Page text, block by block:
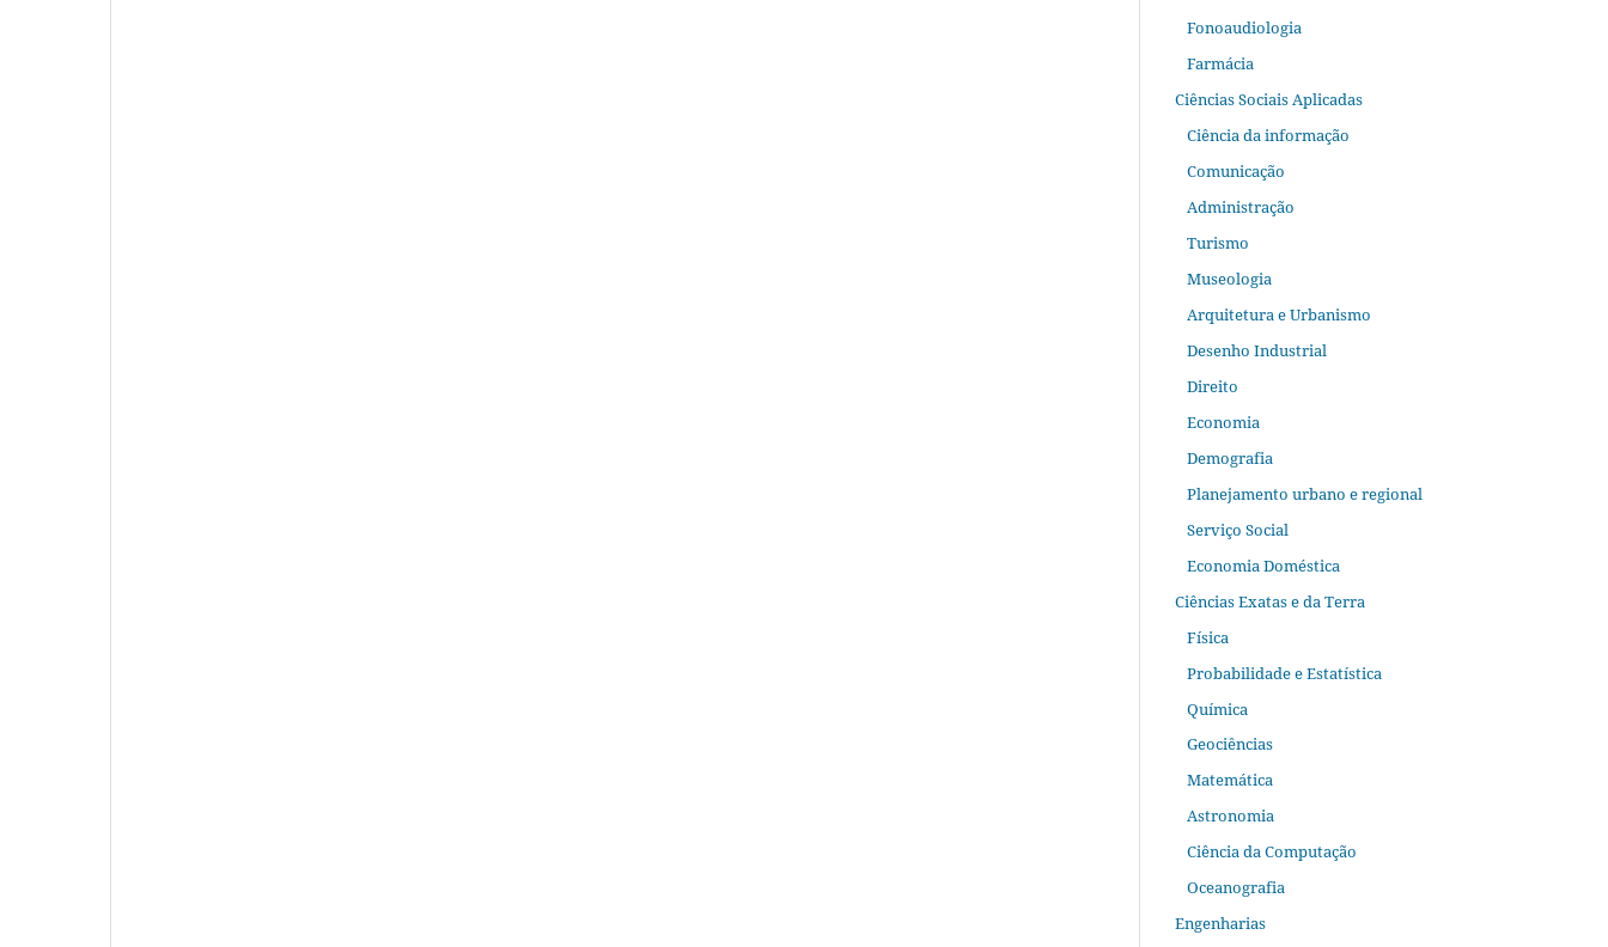
Fonoaudiologia
Farmácia
Ciências Sociais Aplicadas
Ciência da informação
Comunicação
Administração
Turismo
Museologia
Arquitetura e Urbanismo
Desenho Industrial
Direito
Economia
Demografia
Planejamento urbano e regional
Serviço Social
Economia Doméstica
Ciências Exatas e da Terra
Física
Probabilidade e Estatística
Química
Geociências
Matemática
Astronomia
Ciência da Computação
Oceanografia
Engenharias